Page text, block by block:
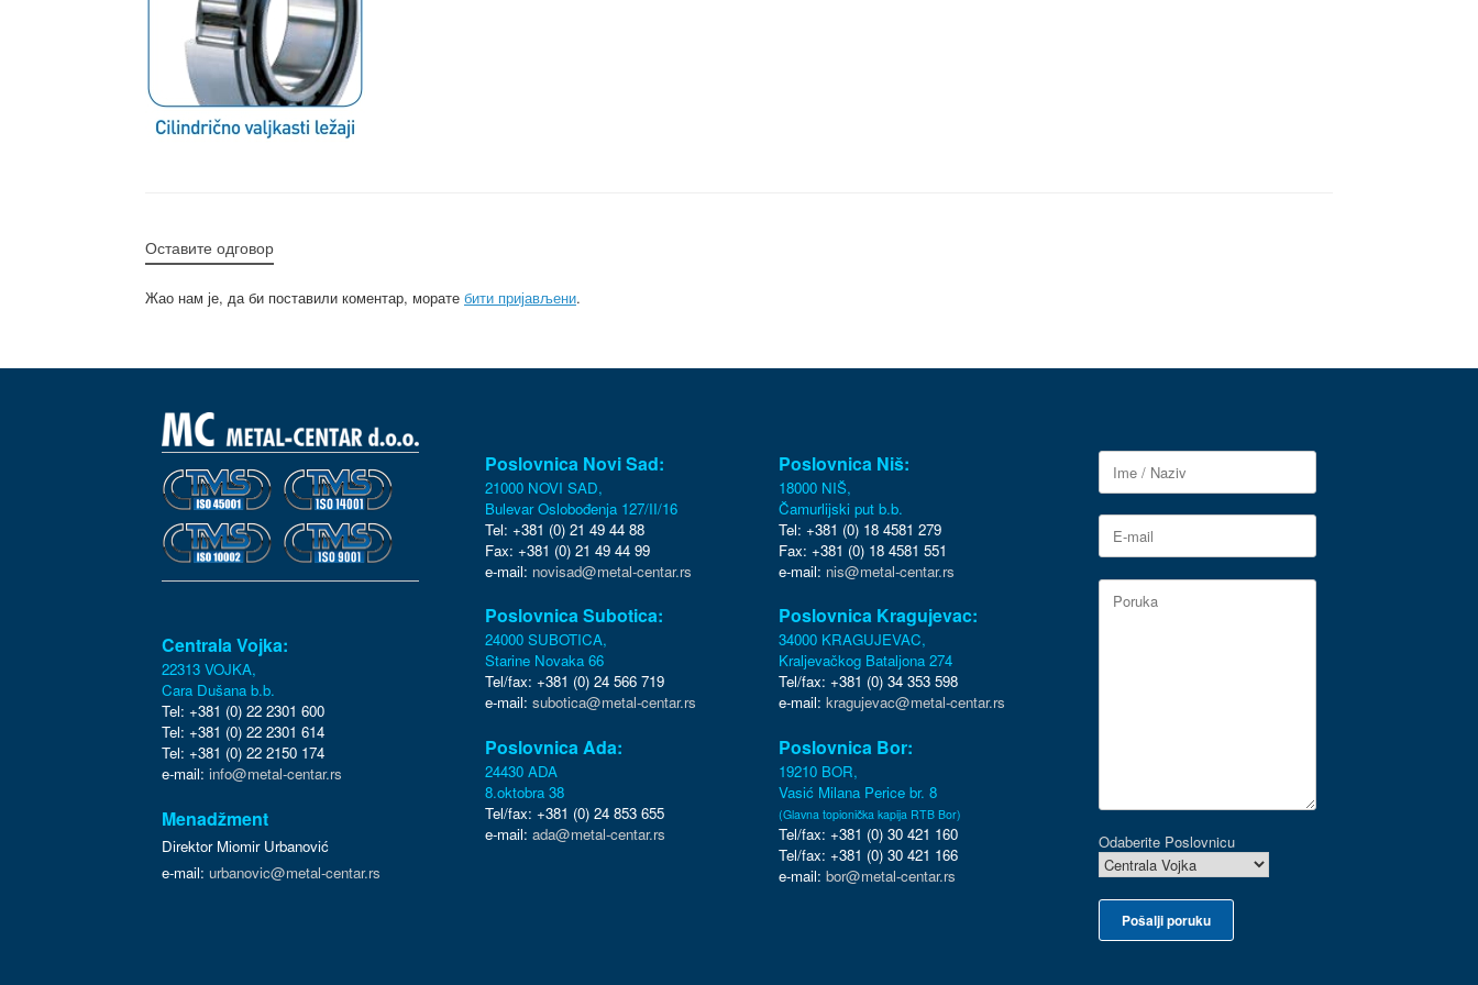
Оставите одговор
Жао нам је, да би поставили коментар, морате бити пријављени.
Centrala Vojka:
22313 VOJKA,
Cara Dušana b.b.
Tel: +381 (0) 22 2301 600
Tel: +381 (0) 22 2301 614
Tel: +381 (0) 22 2150 174
e-mail: info@metal-centar.rs
Menadžment
Direktor Miomir Urbanović
e-mail: urbanovic@metal-centar.rs
Poslovnica Novi Sad:
21000 NOVI SAD,
Bulevar Oslobođenja 127/II/16
Tel: +381 (0) 21 49 44 88
Fax: +381 (0) 21 49 44 99
e-mail: novisad@metal-centar.rs
Poslovnica Subotica:
24000 SUBOTICA,
Starine Novaka 66
Tel/fax: +381 (0) 24 566 719
e-mail: subotica@metal-centar.rs
Poslovnica Ada:
24430 ADA
8.oktobra 38
Tel/fax: +381 (0) 24 853 655
e-mail: ada@metal-centar.rs
Poslovnica Niš:
18000 NIŠ,
Čamurlijski put b.b.
Tel: +381 (0) 18 4581 279
Fax: +381 (0) 18 4581 551
e-mail: nis@metal-centar.rs
Poslovnica Kragujevac:
34000 KRAGUJEVAC,
Kraljevačkog Bataljona 274
Tel/fax: +381 (0) 34 353 598
e-mail:kragujevac@metal-centar.rs
Poslovnica Bor:
19210 BOR,
Vasić Milana Perice br. 8
(Glavna topionička kapija RTB Bor)
Tel/fax: +381 (0) 30 421 160
Tel/fax: +381 (0) 30 421 166
e-mail:bor@metal-centar.rs
Odaberite Poslovnicu